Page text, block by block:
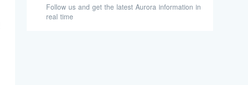
Follow us and get the latest Aurora information in
real time